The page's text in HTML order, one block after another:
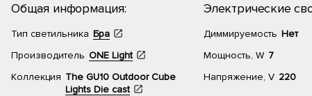
Общая информация:
Тип светильника Бра
Производитель ONE Light
Коллекция The GU10 Outdoor Cube
Lights Die cast
Электрические
Диммируемость Нет
Мощность, W 7
Напряжение, V 220